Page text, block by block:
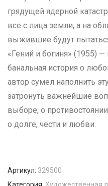
грядущей ядерной
все с лица земли, а на
выжившие будут
«Гений и богиня» (1955)
банальная история о
автор сумел наполнить
затронуть важнейшие
выборе, о
о долге, чести и любви.
Артикул: 329500